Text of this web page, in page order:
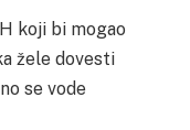
koji bi mogao
žele dovesti
se vode